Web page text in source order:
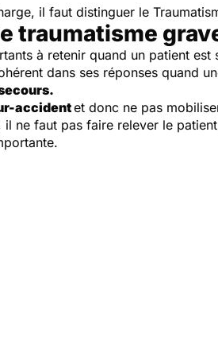
il faut distinguer le
traumatisme
à retenir quand un patient
dans ses réponses quand
accidentet donc ne pas
il ne faut pas faire relever le